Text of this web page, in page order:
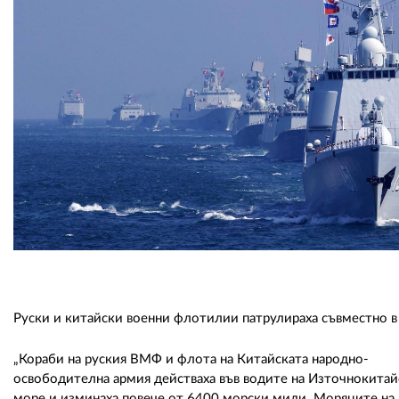
Руски и китайски военни флотилии патрулираха съвместно
„Кораби на руския ВМФ и флота на Китайската народно-
освободителна армия действаха във водите на